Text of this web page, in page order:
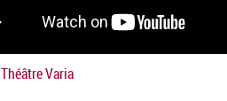
Théâtre Varia